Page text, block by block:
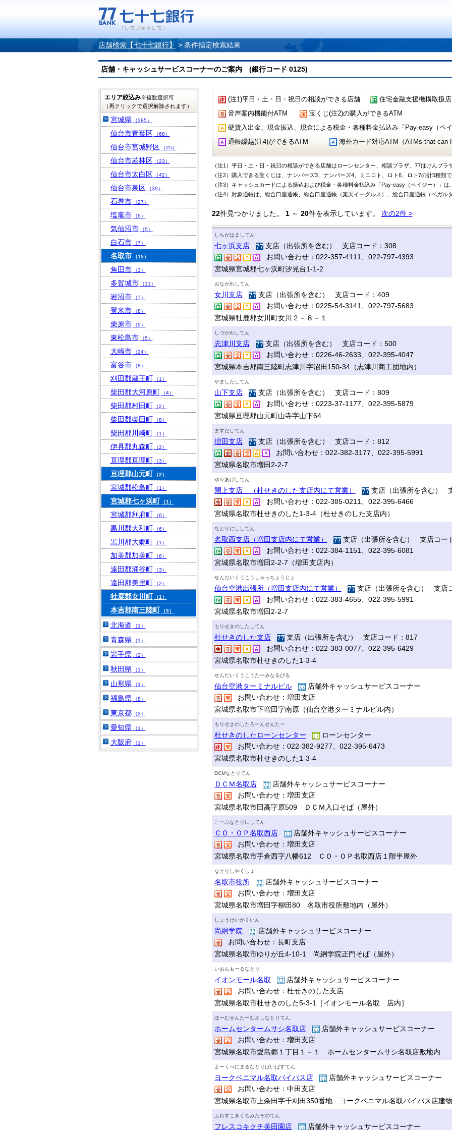
店舗検索【七十七銀行】 > 条件指定検索結果
店舗・キャッシュサービスコーナーのご案内 (銀行コード 0125)
(注1)平日・土・日・祝日の相談ができる店舗 住宅金融支援機構取扱店
音声案内機能付ATM
宝くじ(注2)の購入ができるATM
硬貨入出金、現金振込、現金による税金・各種料金払込み「Pay-easy（ペ
通帳繰越(注4)ができるATM
海外カード対応ATM（ATMs that can
（注1）平日・土・日・祝日の相談ができる店舗はローンセンター、相談プラザ、77ほけんプラ
（注2）購入できる宝くじは、ナンバーズ3、ナンバーズ4、ミニロト、ロト6、ロト7の計5種類で
（注3）キャッシュカードによる振込および税金・各種料金払込み「Pay-easy（ペイジー）」は
（注4）対象通帳は、総合口座通帳、総合口座通帳（楽天イーグルス）、総合口座通帳（ベガル
22件見つかりました。 1～ 20件を表示しています。 次の2件 >
しちがはましてん
七ヶ浜支店
支店（出張所を含む） 支店コード：308
お問い合わせ：022-357-4111、022-797-4393
宮城県宮城郡七ヶ浜町汐見台1-1-2
おながわしてん
女川支店
支店（出張所を含む） 支店コード：409
お問い合わせ：0225-54-3141、022-797-5683
宮城県牡鹿郡女川町女川２－８－１
しづがわしてん
志津川支店
支店（出張所を含む） 支店コード：500
お問い合わせ：0226-46-2633、022-395-4047
宮城県本吉郡南三陸町志津川字沼田150-34（志津川商工団地内）
やましたしてん
山下支店
支店（出張所を含む） 支店コード：809
お問い合わせ：0223-37-1177、022-395-5879
宮城県亘理郡山元町山寺字山下64
ますだしてん
増田支店
支店（出張所を含む） 支店コード：812
お問い合わせ：022-382-3177、022-395-5991
宮城県名取市増田2-2-7
ゆりあげしてん
閖上支店 （杜せきのした支店内にて営業）
支店（出張所を含む）
お問い合わせ：022-385-0211、022-395-6466
宮城県名取市杜せきのした1-3-4（杜せきのした支店内）
なとりにししてん
名取西支店（増田支店内にて営業）
支店（出張所を含む） 支店コー
お問い合わせ：022-384-1151、022-395-6081
宮城県名取市増田2-2-7（増田支店内）
せんだいくうこうしゅっちょうじょ
仙台空港出張所（増田支店内にて営業）
支店（出張所を含む） 支店
お問い合わせ：022-383-4655、022-395-5991
宮城県名取市増田2-2-7
もりせきのしたしてん
杜せきのした支店
支店（出張所を含む） 支店コード：817
お問い合わせ：022-383-0077、022-395-6429
宮城県名取市杜せきのした1-3-4
せんだいくうこうたーみなるびる
仙台空港ターミナルビル
店舗外キャッシュサービスコーナー
お問い合わせ：増田支店
宮城県名取市下増田字南原（仙台空港ターミナルビル内）
もりせきのしたろーんせんたー
杜せきのしたローンセンター
ローンセンター
お問い合わせ：022-382-9277、022-395-6473
宮城県名取市杜せきのした1-3-4
DCMなとりてん
ＤＣＭ名取店
店舗外キャッシュサービスコーナー
お問い合わせ：増田支店
宮城県名取市田高字原509 ＤＣＭ入口そば（屋外）
こーぷなとりにしてん
ＣＯ・ＯＰ名取西店
店舗外キャッシュサービスコーナー
お問い合わせ：増田支店
宮城県名取市手倉西字八幡612 ＣＯ・ＯＰ名取西店１階半屋外
なとりしやくしょ
名取市役所
店舗外キャッシュサービスコーナー
お問い合わせ：増田支店
宮城県名取市増田字柳田80 名取市役所敷地内（屋外）
しょうけいがくいん
尚絅学院
店舗外キャッシュサービスコーナー
お問い合わせ：長町支店
宮城県名取市ゆりが丘4-10-1 尚絅学院正門そば（屋外）
いおんもーるなとり
イオンモール名取
店舗外キャッシュサービスコーナー
お問い合わせ：杜せきのした支店
宮城県名取市杜せきのした5-3-1［イオンモール名取 店内］
ほーむせんたーむさしなとりてん
ホームセンタームサシ名取店
店舗外キャッシュサービスコーナー
お問い合わせ：増田支店
宮城県名取市愛島郷１丁目１－１ ホームセンタームサシ名取店敷地内
よーくべにまるなとりばいぱすてん
ヨークベニマル名取バイパス店
店舗外キャッシュサービスコーナー
お問い合わせ：中田支店
宮城県名取市上余田字千刈田350番地 ヨークベニマル名取バイパス店建
ふれすこきくちみたぞのてん
フレスコキクチ美田園店 店舗外キャッシュサービスコーナー
エリア絞込み※複数選択可
（再クリックで選択解除されます）
宮城県 （385）
仙台市青葉区 （68）
仙台市宮城野区 （25）
仙台市若林区 （23）
仙台市太白区 （42）
仙台市泉区 （39）
石巻市 （27）
塩竈市 （6）
気仙沼市 （5）
白石市 （7）
名取市 （15）
角田市 （3）
多賀城市 （11）
岩沼市 （7）
登米市 （8）
栗原市 （9）
東松島市 （5）
大崎市 （24）
富谷市 （8）
刈田郡蔵王町 （1）
柴田郡大河原町 （4）
柴田郡村田町 （2）
柴田郡柴田町 （8）
柴田郡川崎町 （1）
伊具郡丸森町 （2）
亘理郡亘理町 （3）
亘理郡山元町 （2）
宮城郡松島町 （1）
宮城郡七ヶ浜町 （1）
宮城郡利府町 （6）
黒川郡大和町 （6）
黒川郡大郷町 （1）
加美郡加美町 （6）
遠田郡涌谷町 （3）
遠田郡美里町 （2）
牡鹿郡女川町 （1）
本吉郡南三陸町 （3）
北海道 （1）
青森県 （1）
岩手県 （2）
秋田県 （1）
山形県 （1）
福島県 （8）
東京都 （2）
愛知県 （1）
大阪府 （1）